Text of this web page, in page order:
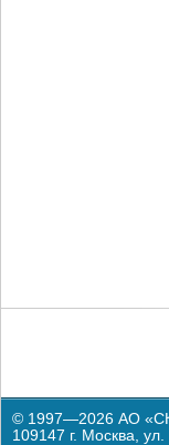
© 1997—2026 АО
109147 г. Москва,